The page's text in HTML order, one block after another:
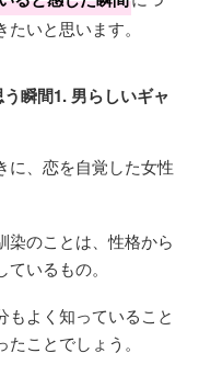
いと思います。
瞬間1. 男らしいギャ
に、恋を自覚した女性
染のことは、性格から
いるもの。
もよく知っていること
ことでしょう。